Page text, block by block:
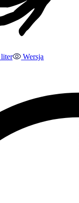
Wersja